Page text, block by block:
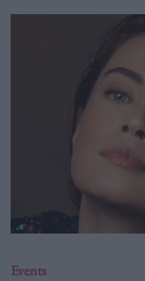
παραγωγούς και djs από
Events